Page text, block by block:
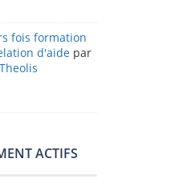
fois formation
d'aidepar
ACTIFS